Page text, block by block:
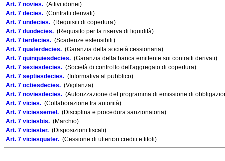
Art. 7 novies. (Attivi idonei).
Art. 7 decies. (Contratti derivati).
Art. 7 undecies. (Requisiti di copertura).
Art. 7 duodecies. (Requisito per la riserva di liquidità).
Art. 7 terdecies. (Scadenze estensibili).
Art. 7 quaterdecies. (Garanzia della società cessionaria).
Art. 7 quinquiesdecies. (Garanzia della banca emittente sui contratti derivati).
Art. 7 sexiesdecies. (Società di controllo dell'aggregato di copertura).
Art. 7 septiesdecies. (Informativa al pubblico).
Art. 7 octiesdecies. (Vigilanza).
Art. 7 noviesdecies. (Autorizzazione del programma di emissione di
Art. 7 vicies. (Collaborazione tra autorità).
Art. 7 viciessemel. (Disciplina e procedura sanzionatoria).
Art. 7 viciesbis. (Marchio).
Art. 7 viciester. (Disposizioni fiscali).
Art. 7 viciesquater. (Cessione di ulteriori crediti e titoli).